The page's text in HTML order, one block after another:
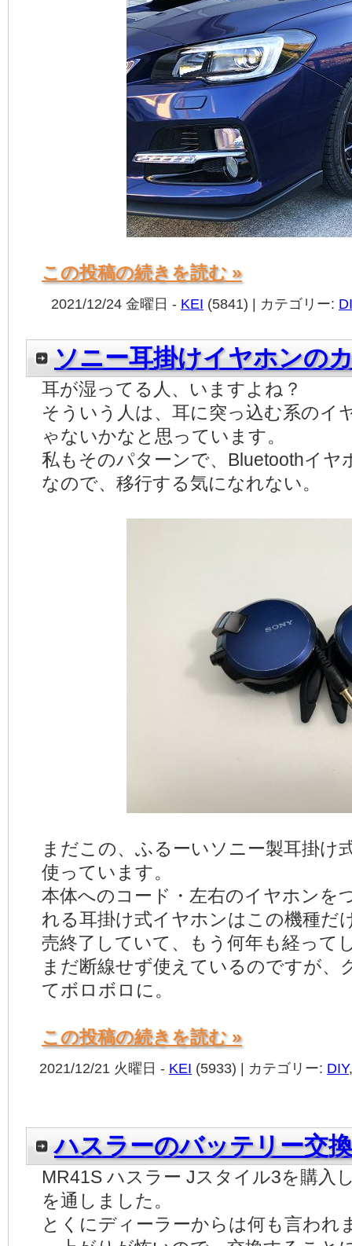
この投稿の続きを読む »
2021/12/24 金曜日 - KEI (5841) | カテゴリー:
ソニー耳掛けイヤホンの
耳が湿ってる人、いますよね？
そういう人は、耳に突っ込む系のイ
ゃないかなと思っています。
私もそのパターンで、Bluetoothイ
なので、移行する気になれない。
まだこの、ふるーいソニー製耳掛け
使っています。
本体へのコード・左右のイヤホンを
れる耳掛け式イヤホンはこの機種だ
売終了していて、もう何年も経って
まだ断線せず使えているのですが、
てボロボロに。
この投稿の続きを読む »
2021/12/21 火曜日 - KEI (5933) | カテゴリー: DIY
ハスラーのバッテリー交換
MR41S ハスラー Jスタイル3を購入
を通しました。
とくにディーラーからは何も言わ